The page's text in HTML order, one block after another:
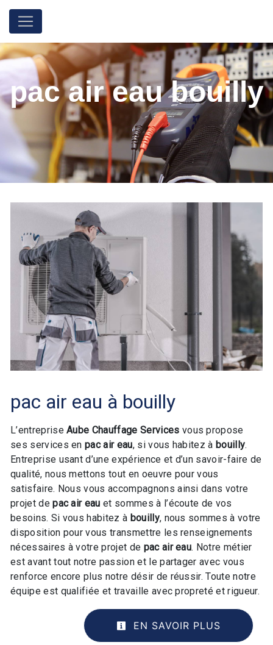
pac air eau bouilly
pac air eau à bouilly
L’entrepriseAube Chauffage Services vous propose
ses services enpac air eau, si vous habitez àbouilly.
Entreprise usant d’une expérience et d’un savoir-faire de
qualité, nous mettons tout en oeuvre pour vous
satisfaire. Nous vous accompagnons ainsi dans votre
projet depac air eau et sommes à l’écoute de vos
besoins. Si vous habitez à bouilly, nous sommes à votre
disposition pour vous transmettre les renseignements
nécessaires à votre projet de pac air eau. Notre métier
est avant tout notre passion et le partager avec vous
renforce encore plus notre désir de réussir. Toute notre
équipe est qualifiée et travaille avec propreté et rigueur.
EN SAVOIR PLUS
Panneau de gestion des cookies